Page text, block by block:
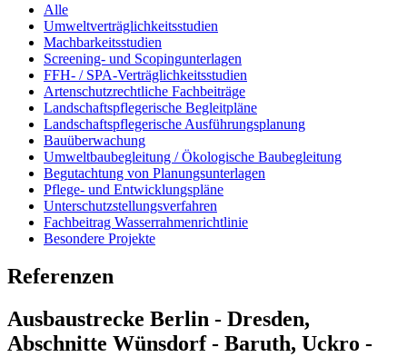
Alle
Umweltverträglichkeitsstudien
Machbarkeitsstudien
Screening- und Scopingunterlagen
FFH- / SPA-Verträglichkeitsstudien
Artenschutzrechtliche Fachbeiträge
Landschaftspflegerische Begleitpläne
Landschaftspflegerische Ausführungsplanung
Bauüberwachung
Umweltbaubegleitung / Ökologische Baubegleitung
Begutachtung von Planungsunterlagen
Pflege- und Entwicklungspläne
Unterschutzstellungsverfahren
Fachbeitrag Wasserrahmenrichtlinie
Besondere Projekte
Referenzen
Ausbaustrecke Berlin - Dresden,
Abschnitte Wünsdorf - Baruth, Uckro -